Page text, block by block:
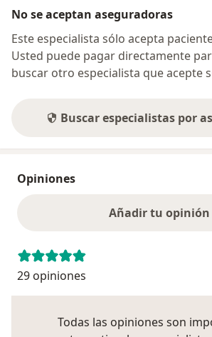
No se aceptan aseguradoras
Este especialista sólo acepta
Usted puede pagar directamente
buscar otro especialista que acepte
Buscar especialistas por
Opiniones
Añadir tu opinión
29 opiniones
Todas las opiniones son